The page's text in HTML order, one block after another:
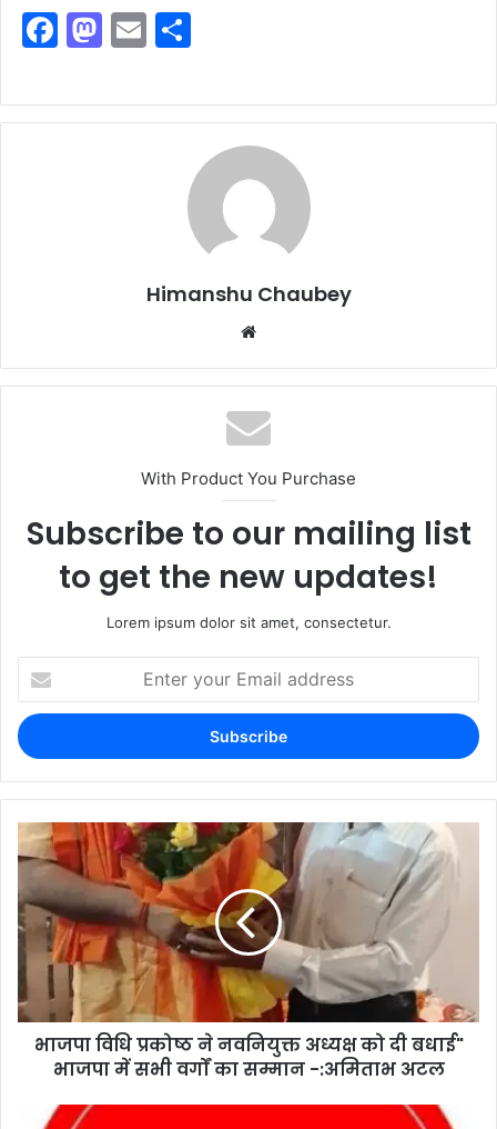
F
c
e
M
st
o
E
ai
l
ar
e
Himanshu Chaubey
With Product You Purchase
Subscribe to our mailing list
to get the new updates!
Lorem ipsum dolor sit amet, consectetur.
भाजपा विधि प्रकोष्ठ ने नवनियुक्त अध्यक्ष को दी बधाई"
भाजपा में सभी वर्गों का सम्मान -:अमिताभ अटल